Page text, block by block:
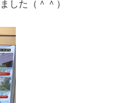
した（＾＾）